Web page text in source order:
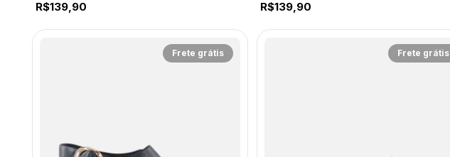
R$139,90 R$139,90
Frete grátis Frete grátis